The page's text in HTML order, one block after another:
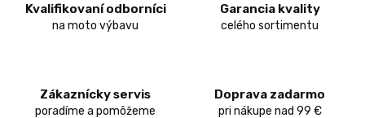
Kvalifikovaní odborníci
na moto výbavu
Garancia kvality
celého sortimentu
Zákaznícky servis
poradíme a pomôžeme
Doprava zadarmo
pri nákupe nad 99 €